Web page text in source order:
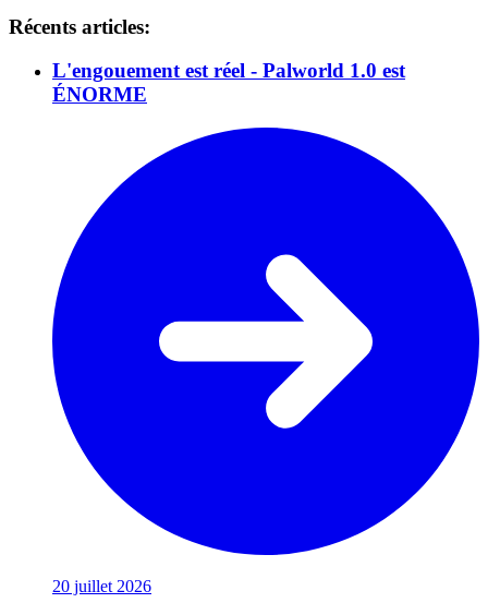
Récents articles:
L'engouement est réel - Palworld 1.0 est
ÉNORME
20 juillet 2026